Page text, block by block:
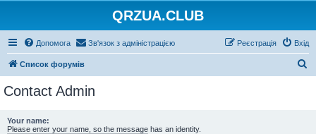
QRZUA.CLUB
Допомога Зв'язок з адміністрацією Вхід
Реєстрація
Список форумів
Contact Admin
Your name:
Please enter your name, so the message has an identity.